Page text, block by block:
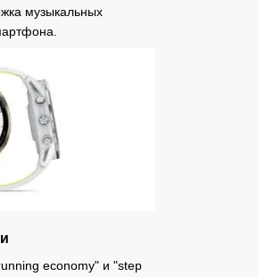
музыкальных
economy" и "step